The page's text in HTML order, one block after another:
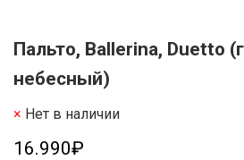
Пальто, Ballerina, Duetto
небесный)
Нет в наличии
16.990₽